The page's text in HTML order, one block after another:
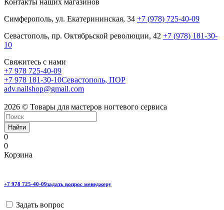
Контакты наших магазинов
Симферополь, ул. Екатерининская, 34 +7 (978) 725-40-09
Севастополь, пр. Октябрьской революции, 42 +7 (978) 181-30-
10
Свяжитесь с нами
+7 978 725-40-09
+7 978 181-30-10Севастополь, ПОР
adv.nailshop@gmail.com
2026 © Товары для мастеров ногтевого сервиса
Найти
0
0
Корзина
+7 978 725-40-09задать вопрос менеджеру
Задать вопрос